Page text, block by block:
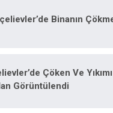
Binanın
Çöken Ve
Görüntülendi